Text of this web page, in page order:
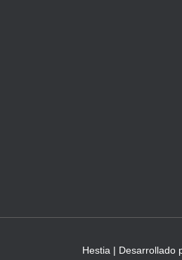
Hestia | Desarrollado